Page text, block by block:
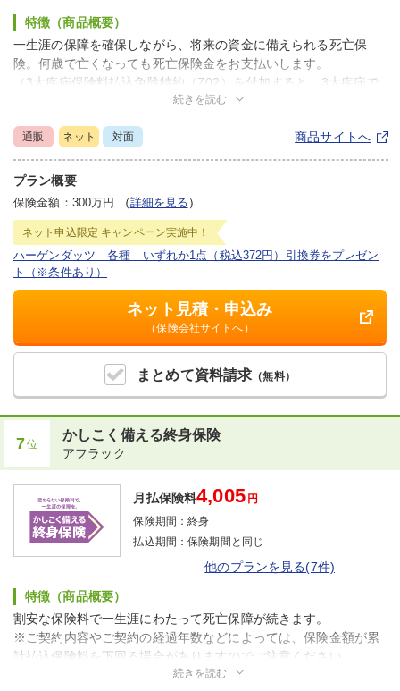
まとめて資料請求 （無料）
ネット見積・申込み
（保険会社サイトへ）
特徴（商品概要）
一生涯の保障を確保しながら、将来の資金に備えられる死亡保
険。何歳で亡くなっても死亡保険金をお支払いします。
（3大疾病保険料払込免除特約（Z02）を付加すると、3大疾病で
所定の状態に該当されたときの保険料の払い込みが免除されま
※表記の保険料は「2024年7月2日現在」のものです。
続きを読む
通販 ネット 対面 商品サイトへ
プラン概要
保険金額：300万円 （詳細を見る ）
ネット申込限定 キャンペーン実施中！
ハーゲンダッツ 各種 いずれか1点（税込372円）引換券をプレゼン
ト（※条件あり）
7位
かしこく備える終身保険
アフラック
月払保険料4,005 円
保険期間：終身
払込期間：保険期間と同じ
他のプランを見る(7件)
特徴（商品概要）
割安な保険料で一生涯にわたって死亡保障が続きます。
※ご契約内容やご契約の経過年数などによっては、保険金額が累
計払込保険料を下回る場合がありますのでご注意ください。
※保険金額や特約の付加有無などによってはお申込みいただけな
続きを読む